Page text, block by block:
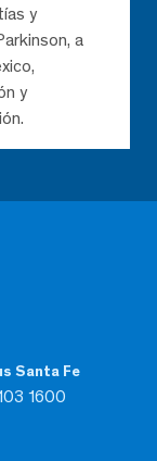
Santa Fe
1600
y
a
y